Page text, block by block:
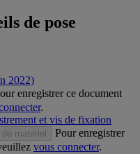
de pose
2022)
enregistrer ce document
.
et vis de fixation
matériel
Pour enregistrer
vous connecter.